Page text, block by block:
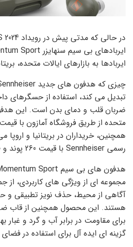
ایربادها به بازارهای ایالات متحده،
تبدیل می کند، استفاده از حسگرهای
ضربان قلب و دمای بدن است. این
همچنین، خریداران در بریتانیا و اروپا
رسمی Sennheiser با قیمت 260 پوند و 330 یورو سفارش دهند.
مجموعه ای از ویژگی های کاربردی، از
آگاهی از محیط، حذف نویز تطبیقی ​​و
برای مقاومت در برابر آب و گرد و غبار
گزینه ای ایده آل برای استفاده در